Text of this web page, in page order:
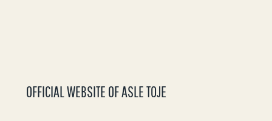
OFFICIAL WEBSITE OF ASLE TOJE